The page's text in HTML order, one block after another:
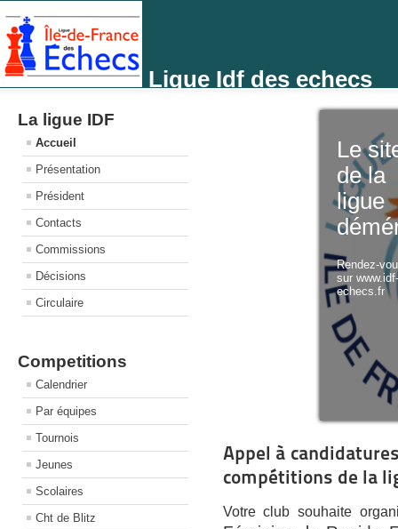
Ligue Idf des echecs
La ligue IDF
Accueil
Présentation
Président
Contacts
Commissions
Décisions
Circulaire
Competitions
Calendrier
Par équipes
Tournois
Jeunes
Scolaires
Cht de Blitz
Le
de la
ligue
Rendez-
sur
echecs.fr
Appel à
compétitions de la
Votre club souhaite